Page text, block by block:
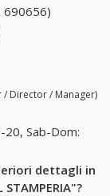
/ Director / Manager)
20, Sab-Dom:
dettagli in